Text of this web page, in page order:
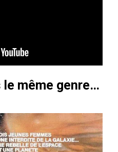
le même genre…